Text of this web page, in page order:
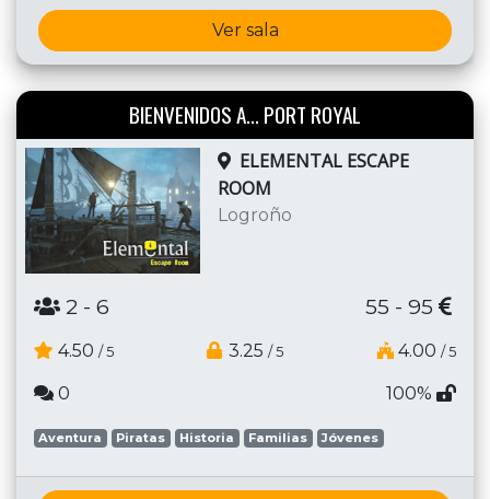
Ver sala
BIENVENIDOS A... PORT ROYAL
ELEMENTAL ESCAPE
ROOM
Logroño
2 - 6 55 - 95
4.50 / 5 3.25 / 5 4.00 / 5
0 100%
Aventura Piratas Historia Familias Jóvenes